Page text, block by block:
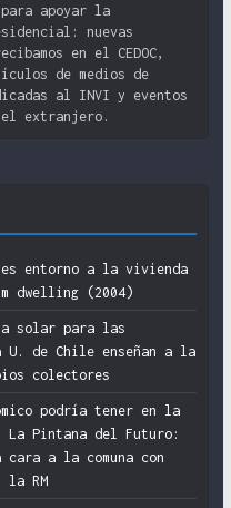
apoyar la
nuevas
en el CEDOC,
de medios de
al INVI y eventos
extranjero.
entorno a la vivienda
dwelling (2004)
solar para las
de Chile enseñan a la
colectores
podría tener en la
La Pintana del Futuro:
a la comuna con
la RM